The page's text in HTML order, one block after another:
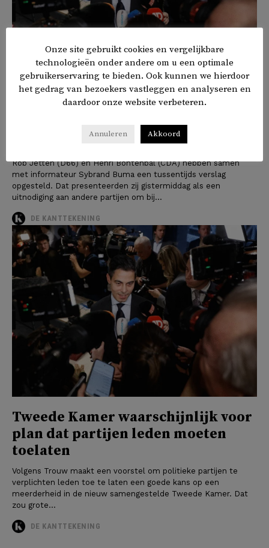
Dit zijn de opvallende punten uit
het tussenakkoord van Jetten en
Rob Jetten (D66) en Henri Bontenbal (CDA) hebben samen
met informateur Sybrand Buma een tussentijds verslag
opgesteld. Dat presenteerden zij gistermiddag als een
uitnodiging aan andere partijen om bij...
DE KANTTEKENING
Tweede Kamer waarschijnlijk voor
plan dat partijen leden moeten
toelaten
Volgens Trouw maakt een voorstel om politieke partijen te
verplichten leden toe te laten een goede kans op een
meerderheid in de nieuw samengestelde Tweede Kamer. Dat
zou grote...
DE KANTTEKENING
Onze site gebruikt cookies en vergelijkbare
technologieën onder andere om u een optimale
gebruikerservaring te bieden. Ook kunnen we hierdoor
het gedrag van bezoekers vastleggen en analyseren en
daardoor onze website verbeteren.
Annuleren Akkoord